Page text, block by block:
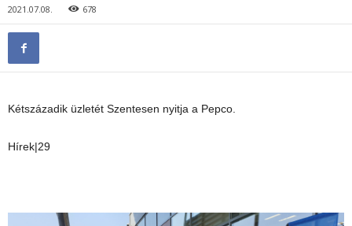
2021.07.08. 678
Kétszázadik üzletét Szentesen nyitja a Pepco.
Hírek|29